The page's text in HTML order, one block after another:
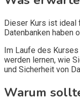
Dieser Kurs ist ideal
Datenbanken haben
Im Laufe des
werden lernen, wie
und Sicherheit von
Warum